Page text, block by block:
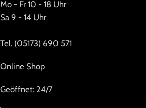
Mo - Fr 10 - 18 Uhr
Sa 9 - 14 Uhr
Tel. (05173) 690 571
Online Shop
Geöffnet: 24/7